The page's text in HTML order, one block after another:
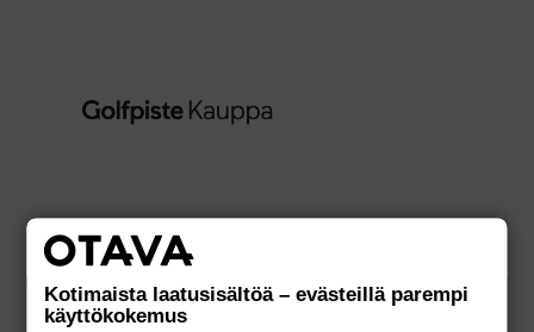
ALE
Järviseudun
Kotimaista laatusisältöä – evästeillä parempi
käyttökokemus